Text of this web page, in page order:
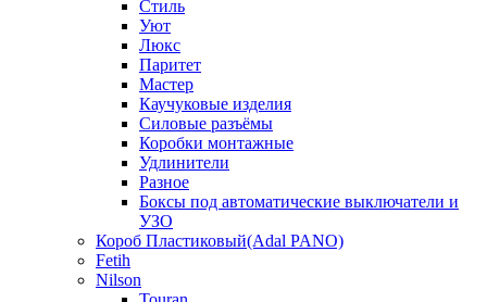
Стиль
Уют
Люкс
Паритет
Мастер
Каучуковые изделия
Силовые разъёмы
Коробки монтажные
Удлинители
Разное
Боксы под автоматические выключатели и
УЗО
Короб Пластиковый(Adal PANO)
Fetih
Nilson